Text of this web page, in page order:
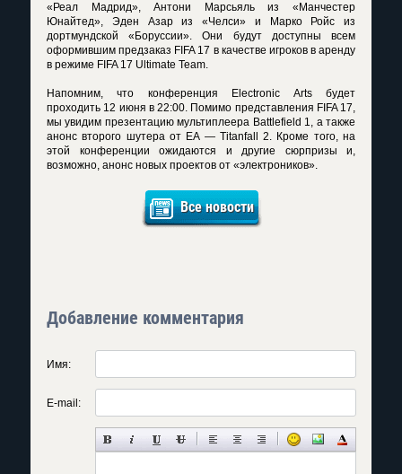
«Реал Мадрид», Антони Марсьяль из «Манчестер
Юнайтед», Эден Азар из «Челси» и Марко Ройс из
дортмундской «Боруссии». Они будут доступны всем
оформившим предзаказ FIFA 17 в качестве игроков в аренду
в режиме FIFA 17 Ultimate Team.
Напомним, что конференция Electronic Arts будет
проходить 12 июня в 22:00. Помимо представления FIFA 17,
мы увидим презентацию мультиплеера Battlefield 1, а также
анонс второго шутера от EA — Titanfall 2. Кроме того, на
этой конференции ожидаются и другие сюрпризы и,
возможно, анонс новых проектов от «электроников».
Все новости
Добавление комментария
Имя:
E-mail: